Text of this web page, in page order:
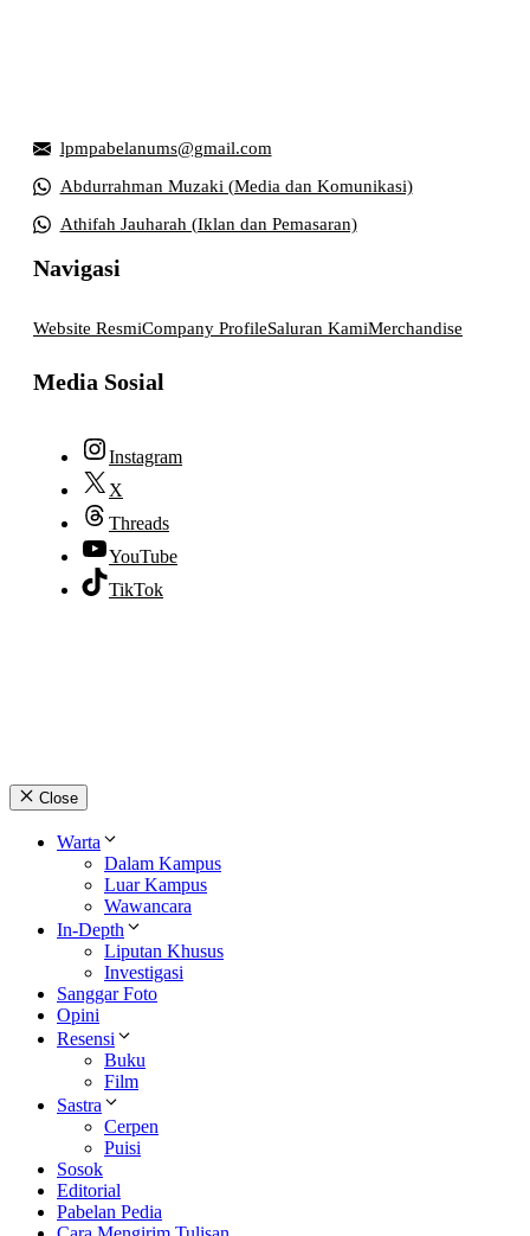
lpmpabelanums@gmail.com
Abdurrahman Muzaki (Media dan Komunikasi)
Athifah Jauharah (Iklan dan Pemasaran)
Navigasi
Website ResmiCompany ProfileSaluran KamiMerchandise
Media Sosial
Instagram
X
Threads
YouTube
TikTok
Close
Warta
Dalam Kampus
Luar Kampus
Wawancara
In-Depth
Liputan Khusus
Investigasi
Sanggar Foto
Opini
Resensi
Buku
Film
Sastra
Cerpen
Puisi
Sosok
Editorial
Pabelan Pedia